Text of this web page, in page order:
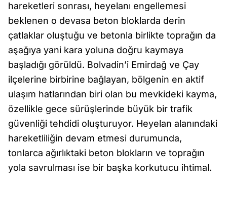
hareketleri sonrası, heyelanı engellemesi
beklenen o devasa beton bloklarda derin
çatlaklar oluştuğu ve betonla birlikte toprağın da
aşağıya yani kara yoluna doğru kaymaya
başladığı görüldü. Bolvadin’i Emirdağ ve Çay
ilçelerine birbirine bağlayan, bölgenin en aktif
ulaşım hatlarından biri olan bu mevkideki kayma,
özellikle gece sürüşlerinde büyük bir trafik
güvenliği tehdidi oluşturuyor. Heyelan alanındaki
hareketliliğin devam etmesi durumunda,
tonlarca ağırlıktaki beton blokların ve toprağın
yola savrulması ise bir başka korkutucu ihtimal.